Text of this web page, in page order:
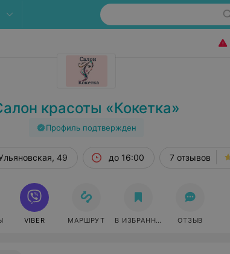
красоты «Кокетка»
Профиль подтвержден
49 до 16:00 7 отзывов
VIBER МАРШРУТ В ИЗБРАННОЕ ОТЗЫВ